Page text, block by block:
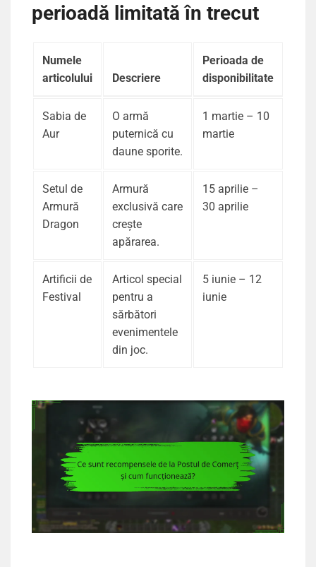
perioadă limitată în trecut
Numele
articolului
Descriere
Perioada de
disponibilitate
Sabia de
Aur
O armă
puternică cu
daune sporite.
1 martie – 10
martie
Setul de
Armură
Dragon
Armură
exclusivă care
crește
apărarea.
15 aprilie –
30 aprilie
Artificii de
Festival
Articol special
pentru a
sărbători
evenimentele
din joc.
5 iunie – 12
iunie